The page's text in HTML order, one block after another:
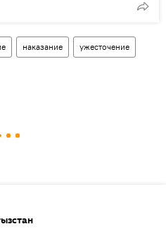
наказание ужесточение